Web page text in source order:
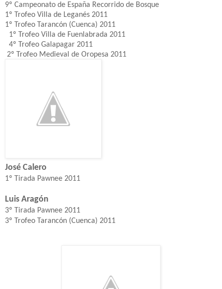
9º Campeonato de España Recorrido de Bosque
1º Trofeo Villa de Leganés 2011
1º Trofeo Tarancón (Cuenca) 2011
1º Trofeo Villa de Fuenlabrada 2011
4º Trofeo Galapagar 2011
2º Trofeo Medieval de Oropesa 2011
José Calero
1º Tirada Pawnee 2011
Luis Aragón
3º Tirada Pawnee 2011
3º Trofeo Tarancón (Cuenca) 2011